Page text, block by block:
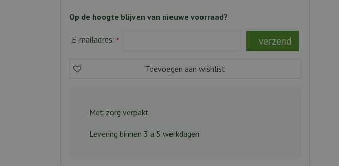
Op de hoogte blijven van nieuwe voorraad?
E-mailadres: *
Met zorg verpakt
Levering binnen 3 a 5 werkdagen